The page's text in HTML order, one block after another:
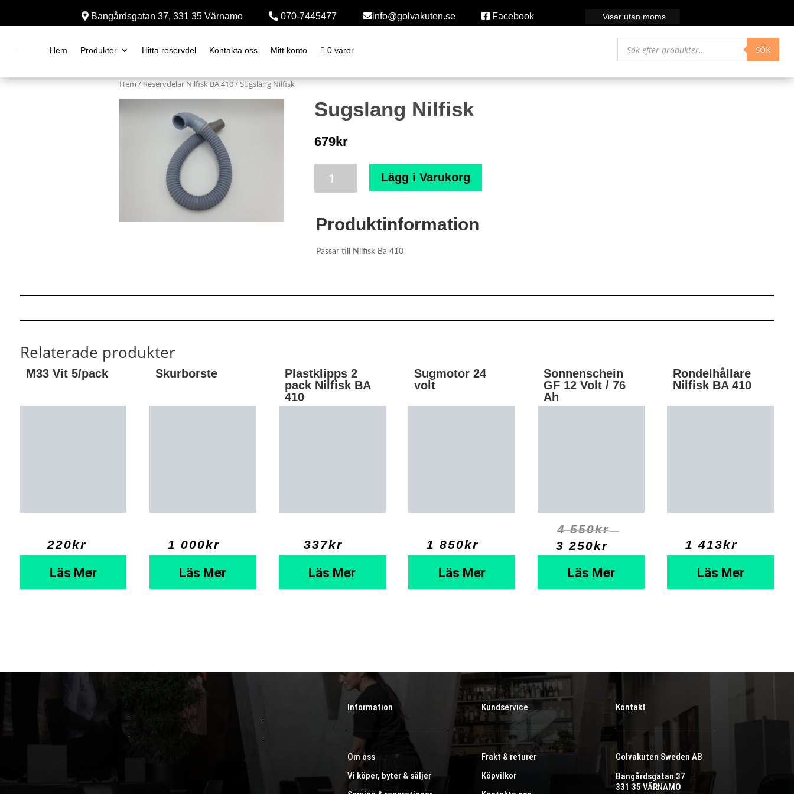
Bangårdsgatan 37, 331 35 Värnamo 070-7445477 info@golvakuten.se Facebook Visar utan moms
Hem Produkter Hitta reservdel Kontakta oss Mitt konto 0 varor
Produktsökning
SÖK
Hem/Reservdelar Nilfisk BA 410/Sugslang Nilfisk
Sugslang Nilfisk
679kr
Nilfisk
Lägg i Varukorg
Produktinformation
Passar till Nilfisk Ba 410
Relaterade produkter
M33 Vit 5/pack
220kr
Läs Mer
Skurborste
1 000kr
Läs Mer
Plastklipps 2
pack Nilfisk BA
410
337kr
Läs Mer
Sugmotor 24
volt
1 850kr
Läs Mer
Sonnenschein
GF 12 Volt / 76
Ah
4 550kr⠀
3 250kr
Läs Mer
Rondelhållare
Nilfisk BA 410
1 413kr
Läs Mer
Information
Om oss
Vi köper, byter & säljer
Kundservice
Frakt & returer
Köpvilkor
Kontakt
Golvakuten Sweden AB
Bangårdsgatan 37
331 35 VÄRNAMO